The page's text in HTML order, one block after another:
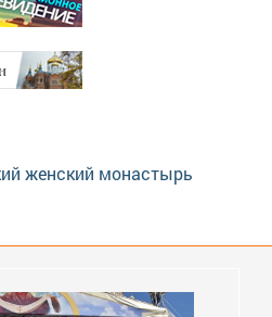
женский монастырь